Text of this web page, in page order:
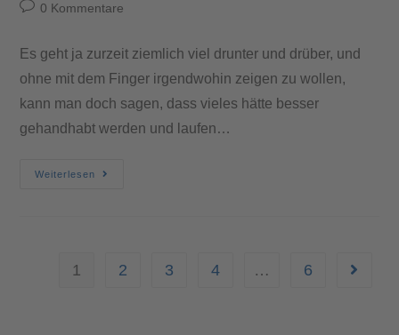
0 Kommentare
Es geht ja zurzeit ziemlich viel drunter und drüber, und
ohne mit dem Finger irgendwohin zeigen zu wollen,
kann man doch sagen, dass vieles hätte besser
gehandhabt werden und laufen…
Weiterlesen
1 2 3 4 … 6